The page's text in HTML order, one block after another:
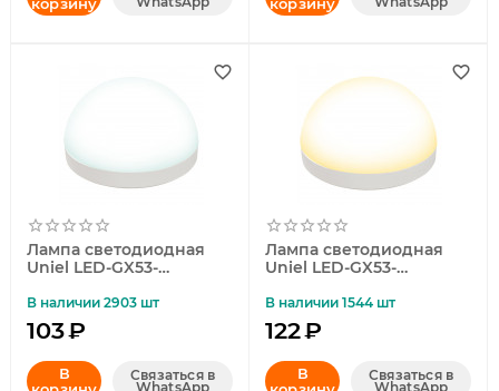
Лампа светодиодная
Uniel LED-GX53-
ERE PLZ02WH UL-
00011788
В наличии 2903 шт
103₽
В
Связаться в
WhatsApp
Лампа светодиодная
Uniel LED-GX53-
ERE PLZ02WH UL-
00011790
В наличии 1544 шт
122₽
В
Связаться в
WhatsApp